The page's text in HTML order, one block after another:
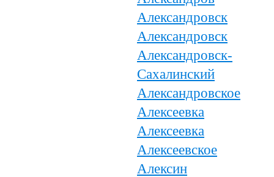
Александровск
Александровск
Александровск-
Сахалинский
Александровское
Алексеевка
Алексеевка
Алексеевское
Алексин